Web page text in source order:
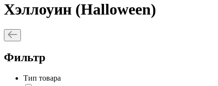
Хэллоуин (Halloween)
Фильтр
Тип товара